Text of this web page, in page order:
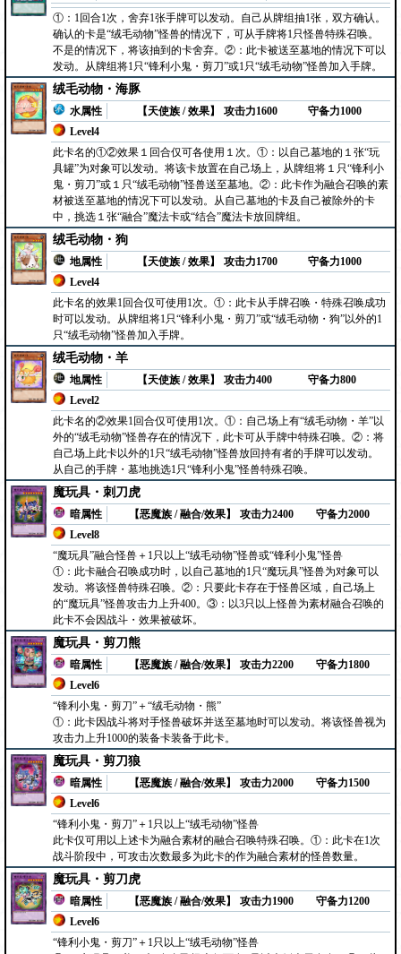
①：1回合1次，舍弃1张手牌可以发动。自己从牌组抽1张，双方确认。
确认的卡是“绒毛动物”怪兽的情况下，可从手牌将1只怪兽特殊召唤。
不是的情况下，将该抽到的卡舍弃。②：此卡被送至墓地的情况下可以
发动。从牌组将1只“锋利小鬼・剪刀”或1只“绒毛动物”怪兽加入手牌。
绒毛动物・海豚
水属性
【天使族 / 效果】
Level4
攻击力1600 守备力1000
此卡名的①②效果１回合仅可各使用１次。①：以自己墓地的１张“玩
具罐”为对象可以发动。将该卡放置在自己场上，从牌组将１只“锋利小
鬼・剪刀”或１只“绒毛动物”怪兽送至墓地。②：此卡作为融合召唤的素
材被送至墓地的情况下可以发动。从自己墓地的卡及自己被除外的卡
中，挑选１张“融合”魔法卡或“结合”魔法卡放回牌组。
绒毛动物・狗
地属性
【天使族 / 效果】
Level4
攻击力1700 守备力1000
此卡名的效果1回合仅可使用1次。①：此卡从手牌召唤・特殊召唤成功
时可以发动。从牌组将1只“锋利小鬼・剪刀”或“绒毛动物・狗”以外的1
只“绒毛动物”怪兽加入手牌。
绒毛动物・羊
地属性
【天使族 / 效果】
Level2
攻击力400 守备力800
此卡名的②效果1回合仅可使用1次。①：自己场上有“绒毛动物・羊”以
外的“绒毛动物”怪兽存在的情况下，此卡可从手牌中特殊召唤。②：将
自己场上此卡以外的1只“绒毛动物”怪兽放回持有者的手牌可以发动。
从自己的手牌・墓地挑选1只“锋利小鬼”怪兽特殊召唤。
魔玩具・刺刀虎
暗属性
【恶魔族 / 融合/效果】
Level8
攻击力2400 守备力2000
“魔玩具”融合怪兽＋1只以上“绒毛动物”怪兽或“锋利小鬼”怪兽
①：此卡融合召唤成功时，以自己墓地的1只“魔玩具”怪兽为对象可以
发动。将该怪兽特殊召唤。②：只要此卡存在于怪兽区域，自己场上
的“魔玩具”怪兽攻击力上升400。③：以3只以上怪兽为素材融合召唤的
此卡不会因战斗・效果被破坏。
魔玩具・剪刀熊
暗属性
【恶魔族 / 融合/效果】
Level6
攻击力2200 守备力1800
“锋利小鬼・剪刀”＋“绒毛动物・熊”
①：此卡因战斗将对手怪兽破坏并送至墓地时可以发动。将该怪兽视为
攻击力上升1000的装备卡装备于此卡。
魔玩具・剪刀狼
暗属性
【恶魔族 / 融合/效果】
Level6
攻击力2000 守备力1500
“锋利小鬼・剪刀”＋1只以上“绒毛动物”怪兽
此卡仅可用以上述卡为融合素材的融合召唤特殊召唤。①：此卡在1次
战斗阶段中，可攻击次数最多为此卡的作为融合素材的怪兽数量。
魔玩具・剪刀虎
暗属性
【恶魔族 / 融合/效果】
Level6
攻击力1900 守备力1200
“锋利小鬼・剪刀”＋1只以上“绒毛动物”怪兽